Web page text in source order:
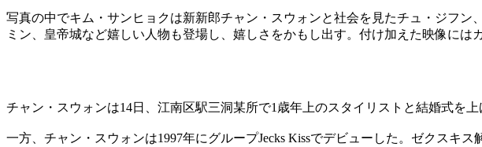
写真の中でキム・サンヒョクは新新郎チャン・スウォンと社会を見たチュ・ジフ
ミン、皇帝城など嬉しい人物も登場し、嬉しさをかもし出す。付け加えた映像には
チャン・スウォンは14日、江南区駅三洞某所で1歳年上のスタイリストと結婚式を上
一方、チャン・スウォンは1997年にグループJecks Kissでデビューした。ゼクスキ